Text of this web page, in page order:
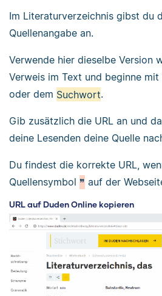
Im Literaturverzeichnis gibst du
Quellenangabe an.
Verwende hier dieselbe Version
Verweis im Text und beginne mit
oder dem Suchwort.
Gib zusätzlich die URL an und
deine Lesenden deine Quelle
Du findest die korrekte URL,
Quellensymbol ❞ auf der
URL auf Duden Online kopieren